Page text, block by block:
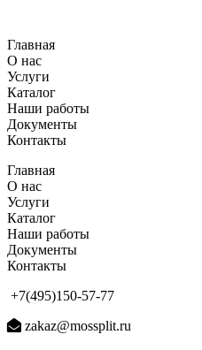
содержимому
Главная
О нас
Услуги
Каталог
Наши работы
Документы
Контакты
Главная
О нас
Услуги
Каталог
Наши работы
Документы
Контакты
+7(495)150-57-77
zakaz@mossplit.ru